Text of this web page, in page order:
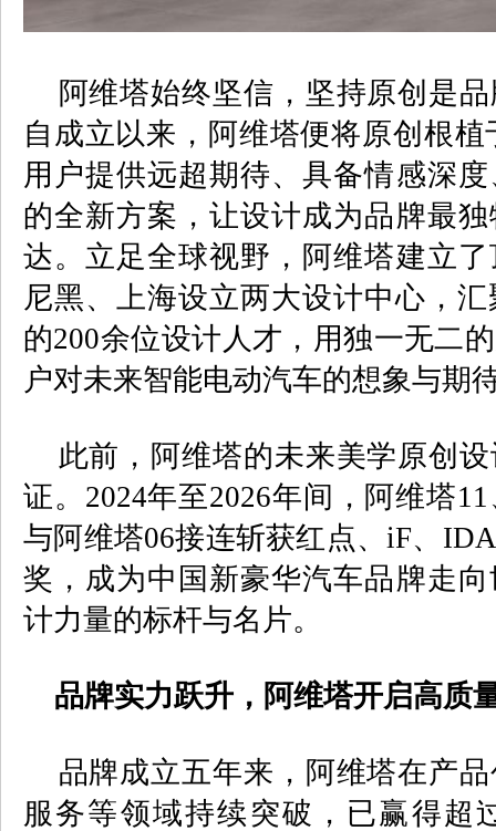
阿维塔始终坚信，坚持原创是品
自成立以来，阿维塔便将原创根植
用户提供远超期待、具备情感深
的全新方案，让设计成为品牌最
达。立足全球视野，阿维塔建立
尼黑、上海设立两大设计中心，
的200余位设计人才，用独一无二
户对未来智能电动汽车的想象与期
此前，阿维塔的未来美学原创设
证。 2024年至2026年间，阿维塔11
与阿维塔06接连斩获红点、 iF、 IDA
奖，成为中国新豪华汽车品牌走
计力量的标杆与名片。
品牌实力跃升，阿维塔开启高质
品牌成立五年来，阿维塔在产品
服务等领域持续突破，已赢得超